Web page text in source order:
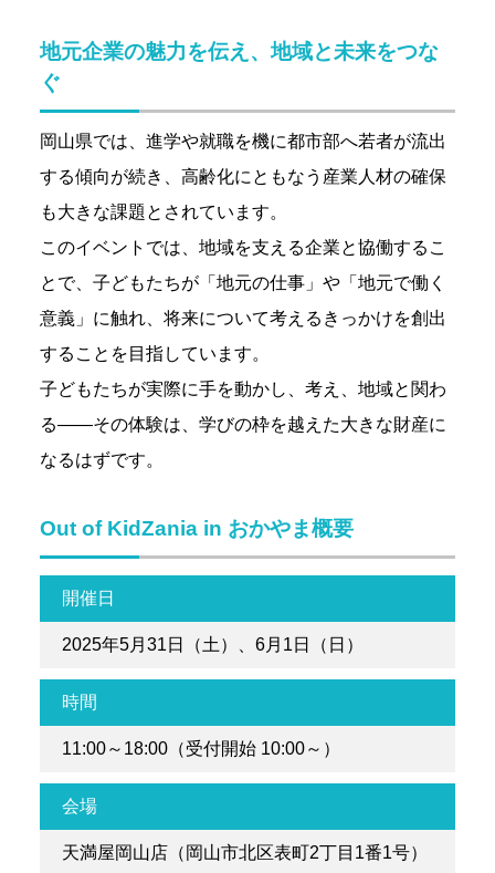
地元企業の魅力を伝え、地域と未来をつな
ぐ
岡山県では、進学や就職を機に都市部へ若者が流出
する傾向が続き、高齢化にともなう産業人材の確保
も大きな課題とされています。
このイベントでは、地域を支える企業と協働するこ
とで、子どもたちが「地元の仕事」や「地元で働く
意義」に触れ、将来について考えるきっかけを創出
することを目指しています。
子どもたちが実際に手を動かし、考え、地域と関わ
る――その体験は、学びの枠を越えた大きな財産に
なるはずです。
Out of KidZania in おかやま概要
開催日
2025年5月31日（土）、6月1日（日）
時間
11:00～18:00（受付開始 10:00～）
会場
天満屋岡山店（岡山市北区表町2丁目1番1号）